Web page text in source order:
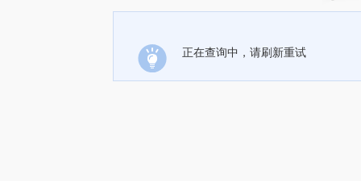
正在查询中，请刷新重试